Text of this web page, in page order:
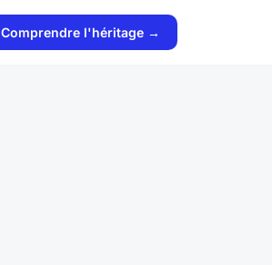
Comprendre l'héritage →